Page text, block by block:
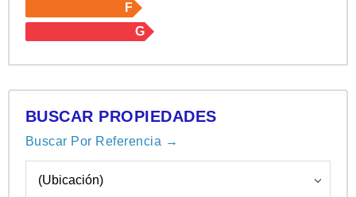
F
G
BUSCAR PROPIEDADES
Buscar Por Referencia →